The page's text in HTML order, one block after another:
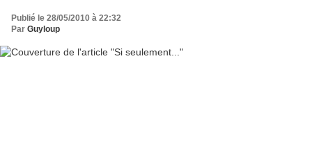
Publié le 28/05/2010 à 22:32
Par Guyloup